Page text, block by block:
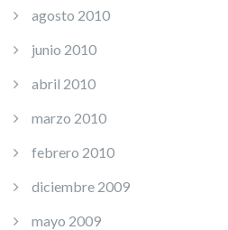
agosto 2010
junio 2010
abril 2010
marzo 2010
febrero 2010
diciembre 2009
mayo 2009